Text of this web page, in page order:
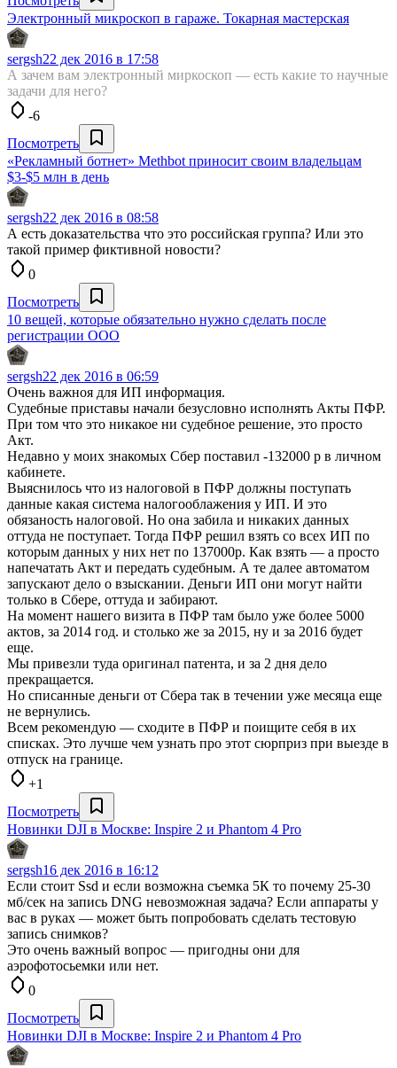
Электронный микроскоп в гараже. Токарная мастерская
sergsh22 дек 2016 в 17:58
А зачем вам электронный миркоскоп — есть какие то научные
задачи для него?
-6
Посмотреть
«Рекламный ботнет» Methbot приносит своим владельцам
$3-$5 млн в день
sergsh22 дек 2016 в 08:58
А есть доказательства что это российская группа? Или это
такой пример фиктивной новости?
0
Посмотреть
10 вещей, которые обязательно нужно сделать после
регистрации ООО
sergsh22 дек 2016 в 06:59
Очень важноя для ИП информация.
Судебные приставы начали безусловно исполнять Акты ПФР.
При том что это никакое ни судебное решение, это просто
Акт.
Недавно у моих знакомых Сбер поставил -132000 р в личном
кабинете.
Выяснилось что из налоговой в ПФР должны поступать
данные какая система налогооблажения у ИП. И это
обязаность налоговой. Но она забила и никаких данных
оттуда не поступает. Тогда ПФР решил взять со всех ИП по
которым данных у них нет по 137000р. Как взять — а просто
напечатать Акт и передать судебным. А те далее автоматом
запускают дело о взыскании. Деньги ИП они могут найти
только в Сбере, оттуда и забирают.
На момент нашего визита в ПФР там было уже более 5000
актов, за 2014 год. и столько же за 2015, ну и за 2016 будет
еще.
Мы привезли туда оригинал патента, и за 2 дня дело
прекращается.
Но списанные деньги от Сбера так в течении уже месяца еще
не вернулись.
Всем рекомендую — сходите в ПФР и поищите себя в их
списках. Это лучше чем узнать про этот сюрприз при выезде в
отпуск на границе.
+1
Посмотреть
Новинки DJI в Москве: Inspire 2 и Phantom 4 Pro
sergsh16 дек 2016 в 16:12
Если стоит Ssd и если возможна съемка 5К то почему 25-30
мб/сек на запись DNG невозможная задача? Если аппараты у
вас в руках — может быть попробовать сделать тестовую
запись снимков?
Это очень важный вопрос — пригодны они для
аэрофотосьемки или нет.
0
Посмотреть
Новинки DJI в Москве: Inspire 2 и Phantom 4 Pro